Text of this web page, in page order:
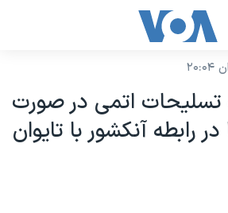
اتمی در صورت
رابطه آنکشور با تايوان